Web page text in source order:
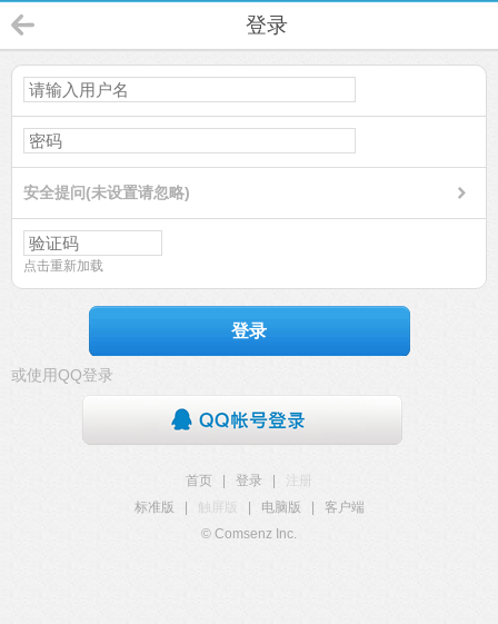
登录
安全提问(未设置请忽略)
点击重新加载
登录
或使用QQ登录
首页 登录
注册
标准版
触屏版 电脑版
客户端
© Comsenz Inc.